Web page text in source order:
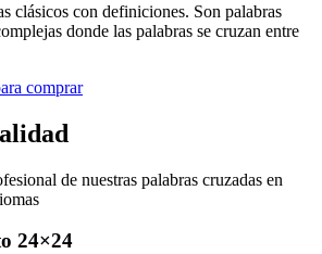
clásicos con definiciones. Son palabras
donde las palabras se cruzan entre
comprar
de nuestras palabras cruzadas en
24×24